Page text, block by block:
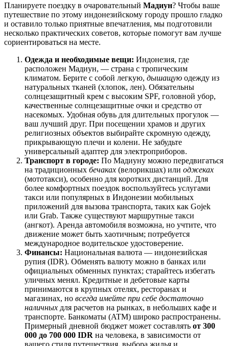
Планируете поездку в очаровательный Мадиун? Чтобы ваше
путешествие по этому индонезийскому городу прошло гладко
и оставило только приятные впечатления, мы подготовили
несколько практических советов, которые помогут вам лучше
сориентироваться на месте.
Одежда и необходимые вещи: Индонезия, где
расположен Мадиун, — страна с тропическим
климатом. Берите с собой легкую, дышащую одежду из
натуральных тканей (хлопок, лен). Обязательны
солнцезащитный крем с высоким SPF, головной убор,
качественные солнцезащитные очки и средство от
насекомых. Удобная обувь для длительных прогулок —
ваш лучший друг. При посещении храмов и других
религиозных объектов выбирайте скромную одежду,
прикрывающую плечи и колени. Не забудьте
универсальный адаптер для электроприборов.
Транспорт в городе: По Мадиуну можно передвигаться
на традиционных бечаках (велорикшах) или оджеках
(мототакси), особенно для коротких дистанций. Для
более комфортных поездок воспользуйтесь услугами
такси или популярных в Индонезии мобильных
приложений для вызова транспорта, таких как Gojek
или Grab. Также существуют маршрутные такси
(ангкот). Аренда автомобиля возможна, но учтите, что
движение может быть хаотичным; потребуется
международное водительское удостоверение.
Финансы: Национальная валюта — индонезийская
рупия (IDR). Обменять валюту можно в банках или
официальных обменных пунктах; старайтесь избегать
уличных менял. Кредитные и дебетовые карты
принимаются в крупных отелях, ресторанах и
магазинах, но всегда имейте при себе достаточно
наличных для расчетов на рынках, в небольших кафе и
транспорте. Банкоматы (ATM) широко распространены.
Примерный дневной бюджет может составлять от 300
000 до 700 000 IDR на человека, в зависимости от
вашего стиля путешествия, выбора жилья и